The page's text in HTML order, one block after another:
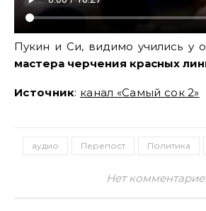
Пукин и Си, видимо учились у
мастера черчения красных
Источник: канал «Самый сок 2»
аудио Перепост Политика
Нет